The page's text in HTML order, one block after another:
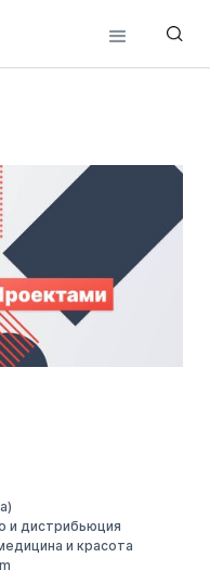
и дистрибьюция
и красота